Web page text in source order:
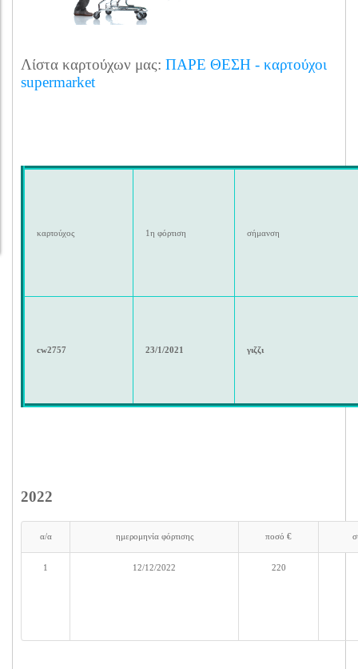
Λίστα καρτούχων μας: ΠΑΡΕ ΘΕΣΗ - καρτούχοι
supermarket
καρτούχος 1η φόρτιση σήμανση
cw2757 23/1/2021 γιζζι
2022
α/α ημερομηνία φόρτισης ποσό €
1 12/12/2022 220